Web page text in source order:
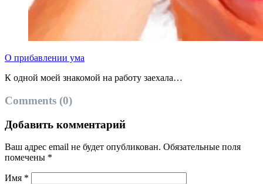
О прибавлении ума
К одной моей знакомой на работу заехала…
Comments (0)
Добавить комментарий
Ваш адрес email не будет опубликован. Обязательные поля
помечены *
Имя *